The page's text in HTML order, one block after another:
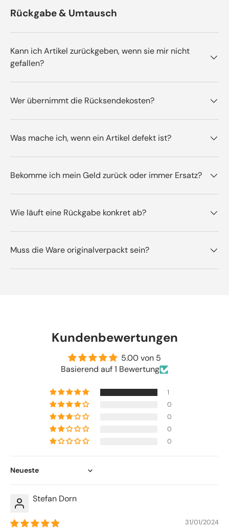
Rückgabe & Umtausch
Kann ich Artikel zurückgeben, wenn sie mir nicht
gefallen?
Wer übernimmt die Rücksendekosten?
Was mache ich, wenn ein Artikel defekt ist?
Bekomme ich mein Geld zurück oder immer Ersatz?
Wie läuft eine Rückgabe konkret ab?
Muss die Ware originalverpackt sein?
Kundenbewertungen
5.00 von 5
Basierend auf 1 Bewertung
1
0
0
0
0
Sort by
Stefan Dorn
31/01/2024